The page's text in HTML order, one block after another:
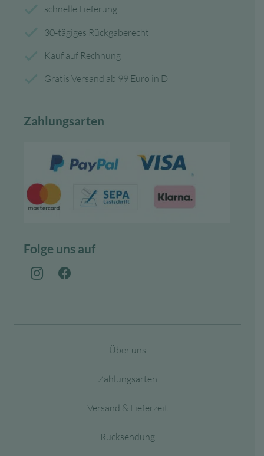
schnelle Lieferung
30-tägiges Rückgaberecht
Kauf auf Rechnung
Gratis Versand ab 99 Euro in D
Zahlungsarten
Folge uns auf
Über uns
Zahlungsarten
Versand & Lieferzeit
Rücksendung